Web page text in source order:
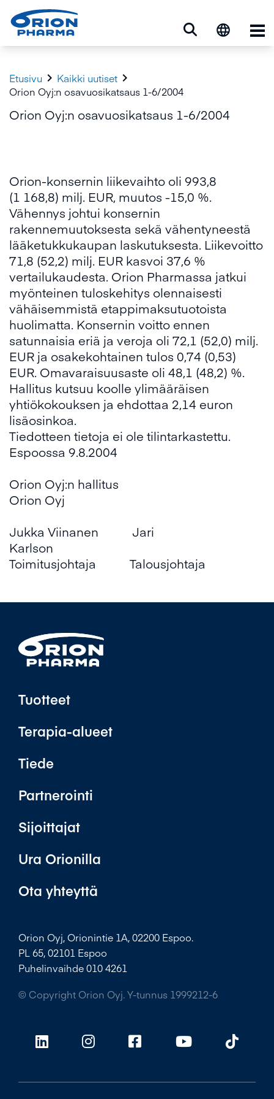
Etusivu  Kaikki uutiset 
Orion Oyj:n osavuosikatsaus 1-6/2004
Orion Oyj:n osavuosikatsaus 1-6/2004
Orion-konsernin liikevaihto oli 993,8
(1 168,8) milj. EUR, muutos -15,0 %.
Vähennys johtui konsernin
rakennemuutoksesta sekä vähentyneestä
lääketukkukaupan laskutuksesta. Liikevoitto
71,8 (52,2) milj. EUR kasvoi 37,6 %
vertailukaudesta. Orion Pharmassa jatkui
myönteinen tuloskehitys olennaisesti
vähäisemmistä etappimaksutuotoista
huolimatta. Konsernin voitto ennen
satunnaisia eriä ja veroja oli 72,1 (52,0) milj.
EUR ja osakekohtainen tulos 0,74 (0,53)
EUR. Omavaraisuusaste oli 48,1 (48,2) %.
Hallitus kutsuu koolle ylimääräisen
yhtiökokouksen ja ehdottaa 2,14 euron
lisäosinkoa.
Tiedotteen tietoja ei ole tilintarkastettu.
Espoossa 9.8.2004
Orion Oyj:n hallitus
Orion Oyj
Jukka Viinanen Jari
Karlson
Toimitusjohtaja Talousjohtaja
Tuotteet
Terapia-alueet
Tiede
Partnerointi
Sijoittajat
Ura Orionilla
Ota yhteyttä
Orion Oyj, Orionintie 1A, 02200 Espoo.
PL 65, 02101 Espoo
Puhelinvaihde 010 4261
© Copyright Orion Oyj. Y-tunnus 1999212-6